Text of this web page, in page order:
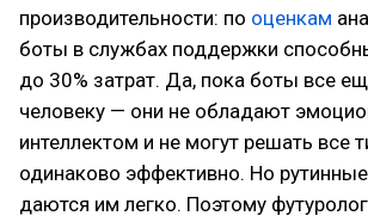
производительности: по оценкам
боты в службах поддержки
до 30% затрат. Да, пока боты все
человеку — они не обладают
интеллектом и не могут решать все
одинаково эффективно. Но
даются им легко. Поэтому